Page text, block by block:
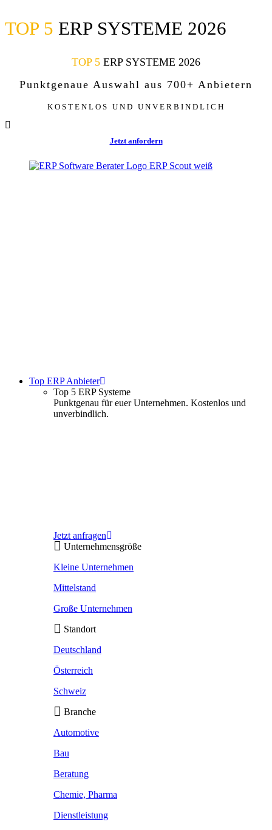
Zum
Inhalt
TOP 5 ERP SYSTEME 2026
TOP 5 ERP SYSTEME 2026
Punktgenaue Auswahl aus 700+ Anbietern
KOSTENLOS UND UNVERBINDLICH
Jetzt anfordern
Top ERP Anbieter
Top 5 ERP Systeme
Punktgenau für euer Unternehmen. Kostenlos und
unverbindlich.
Jetzt anfragen
Unternehmensgröße
Kleine Unternehmen
Mittelstand
Große Unternehmen
Standort
Deutschland
Österreich
Schweiz
Branche
Automotive
Bau
Beratung
Chemie, Pharma
Dienstleistung